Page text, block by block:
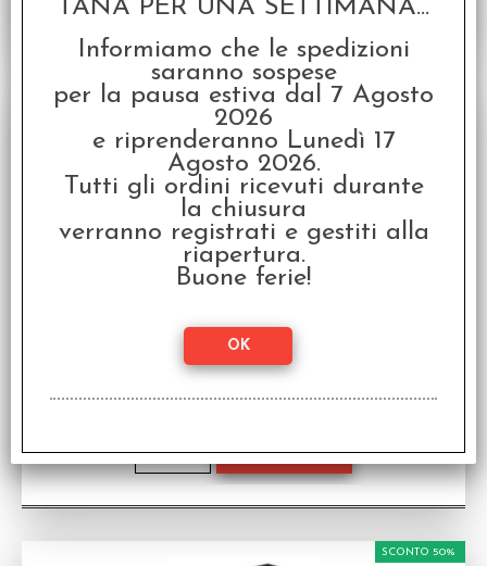
Gioco Di Carte In Inglese
Disponibilità: DISPONIBILE
Prezzo:€ 19,99
SCONTO 50%
€10,00
SCONTO 50%
TANA PER UNA SETTIMANA...
Informiamo che le spedizioni
saranno sospese
per la pausa estiva dal 7 Agosto
2026
e riprenderanno Lunedì 17
Agosto 2026.
Tutti gli ordini ricevuti durante
la chiusura
verranno registrati e gestiti alla
riapertura.
Buone ferie!